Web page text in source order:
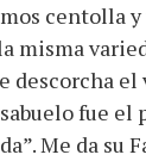
centolla
misma
descorcha
fue
Me da su